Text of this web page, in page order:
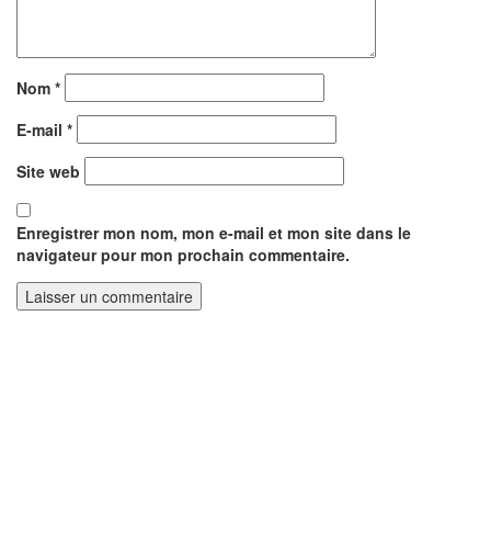
Nom *
E-mail *
Site web
Enregistrer mon nom, mon e-mail et mon site dans le
navigateur pour mon prochain commentaire.